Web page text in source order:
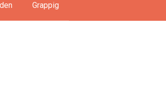
Grappig